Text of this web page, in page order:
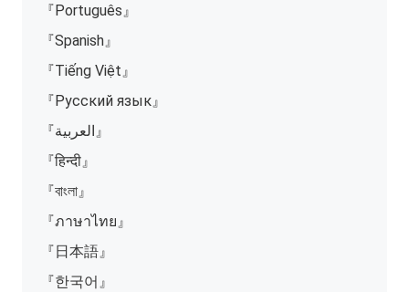
『Português』
『Spanish』
『Tiếng Việt』
『Русский язык』
『العربية』
『हिन्दी』
『বাংলা』
『ภาษาไทย』
『日本語』
『한국어』